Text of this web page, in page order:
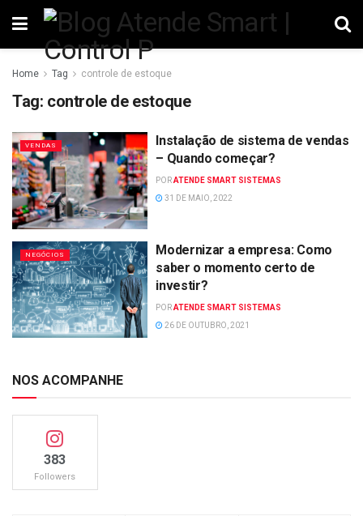
Home Tag controle de estoque
Tag: controle de estoque
VENDAS
Instalação de sistema de vendas
– Quando começar?
PORATENDE SMART SISTEMAS
31 DE MAIO, 2022
NEGÓCIOS
Modernizar a empresa: Como
saber o momento certo de
investir?
PORATENDE SMART SISTEMAS
26 DE OUTUBRO, 2021
NOS ACOMPANHE
383
Followers